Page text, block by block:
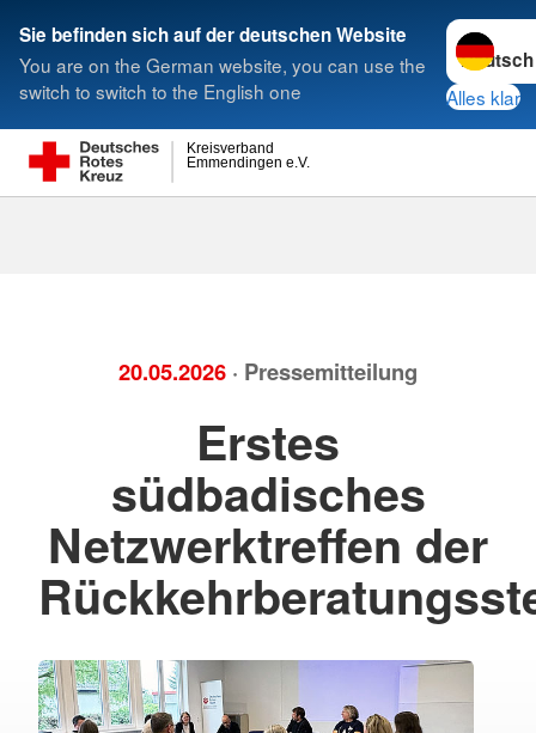
Sie befinden sich auf der deutschen Website
You are on the German website, you can use the
switch to switch to the English one
Sprache
Alles klar
Emmendingen e.V.
Kreisverband
Suche
20.05.2026 · Pressemitteilung
Erstes
südbadisches
Netzwerktreffen der